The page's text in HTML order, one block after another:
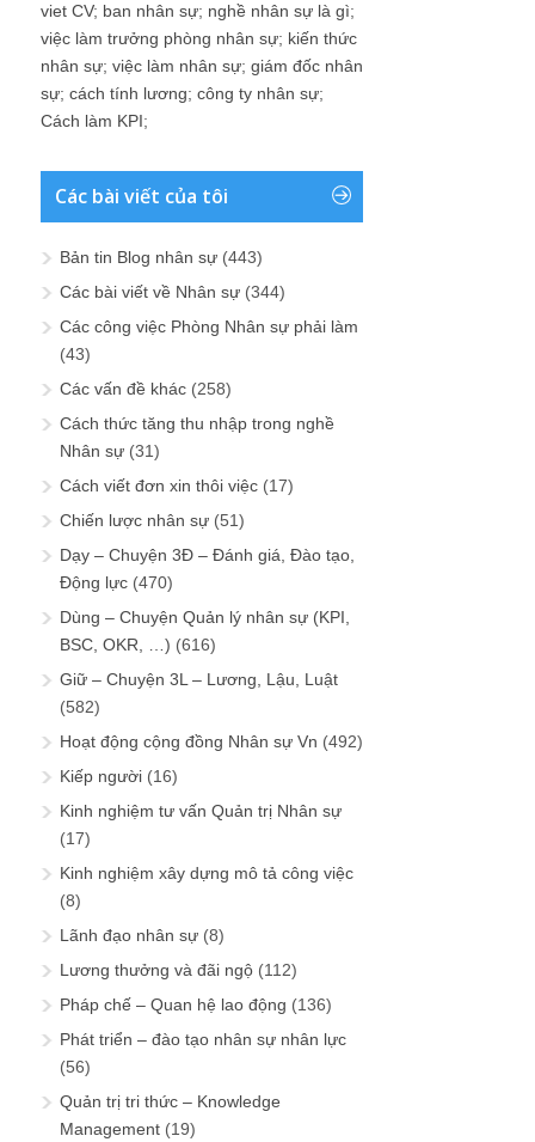
viet CV; ban nhân sự; nghề nhân sự là gì;
việc làm trưởng phòng nhân sự; kiến thức
nhân sự; việc làm nhân sự; giám đốc nhân
sự; cách tính lương; công ty nhân sự;
Cách làm KPI;
Các bài viết của tôi
Bản tin Blog nhân sự (443)
Các bài viết về Nhân sự (344)
Các công việc Phòng Nhân sự phải làm
(43)
Các vấn đề khác (258)
Cách thức tăng thu nhập trong nghề
Nhân sự (31)
Cách viết đơn xin thôi việc (17)
Chiến lược nhân sự (51)
Dạy – Chuyện 3Đ – Đánh giá, Đào tạo,
Động lực (470)
Dùng – Chuyện Quản lý nhân sự (KPI,
BSC, OKR, …) (616)
Giữ – Chuyện 3L – Lương, Lậu, Luật
(582)
Hoạt động cộng đồng Nhân sự Vn (492)
Kiếp người (16)
Kinh nghiệm tư vấn Quản trị Nhân sự
(17)
Kinh nghiệm xây dựng mô tả công việc
(8)
Lãnh đạo nhân sự (8)
Lương thưởng và đãi ngộ (112)
Pháp chế – Quan hệ lao động (136)
Phát triển – đào tạo nhân sự nhân lực
(56)
Quản trị tri thức – Knowledge
Management (19)